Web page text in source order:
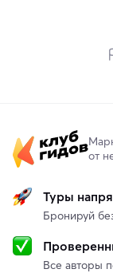
от
Туры
Бронируй
Все авторы